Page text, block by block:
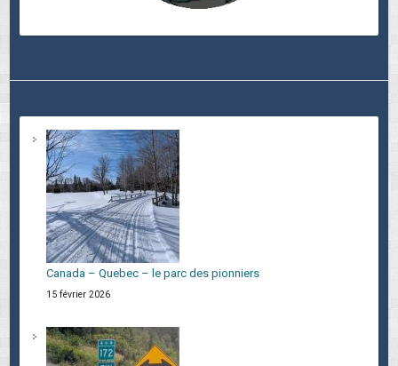
Canada – Quebec – le parc des pionniers
15 février 2026